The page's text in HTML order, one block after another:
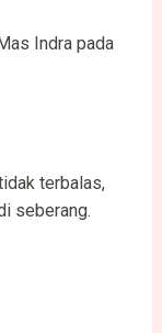
Indra pada
terbalas,
seberang.